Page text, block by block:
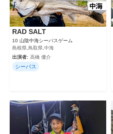
RAD SALT
10 山陰中海シーバスゲーム
島根県,鳥取県,中海
出演者: 高橋 優介
シーバス